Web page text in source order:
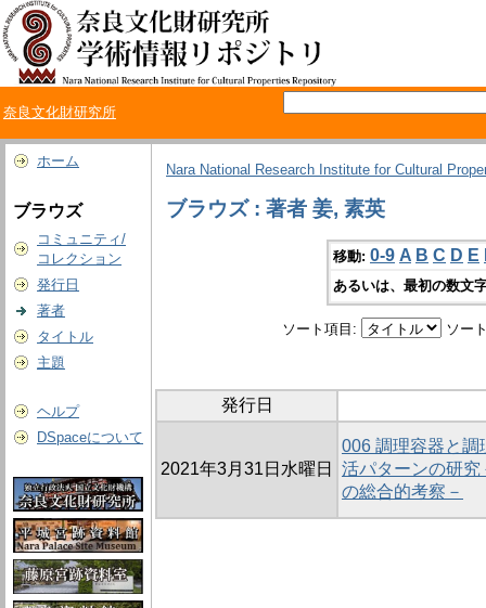
奈良文化財研究所
ホーム
ブラウズ
コミュニティ/
コレクション
発行日
著者
タイトル
主題
ヘルプ
DSpaceについて
Nara National Research Institute for Cultural
ブラウズ : 著者 姜, 素英
移動: 0-9 A B C D E
あるいは、最初の数文
ソート項目: ソー
発行日
2021年3月31日水曜日
006 調理容器と調
活パターンの研
の総合的考察－